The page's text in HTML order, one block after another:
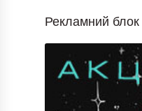
Рекламний блок